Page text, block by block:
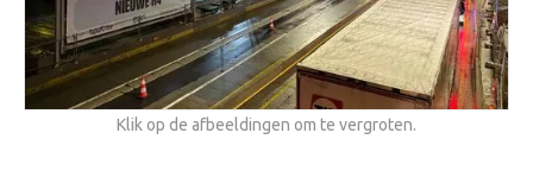
Klik op de afbeeldingen om te vergroten.